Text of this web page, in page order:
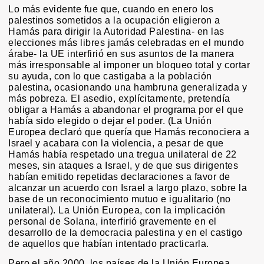
Lo más evidente fue que, cuando en enero los
palestinos sometidos a la ocupación eligieron a
Hamás para dirigir la Autoridad Palestina- en las
elecciones más libres jamás celebradas en el mundo
árabe- la UE interfirió en sus asuntos de la manera
más irresponsable al imponer un bloqueo total y cortar
su ayuda, con lo que castigaba a la población
palestina, ocasionando una hambruna generalizada y
más pobreza. El asedio, explícitamente, pretendía
obligar a Hamás a abandonar el programa por el que
había sido elegido o dejar el poder. (La Unión
Europea declaró que quería que Hamás reconociera a
Israel y acabara con la violencia, a pesar de que
Hamás había respetado una tregua unilateral de 22
meses, sin ataques a Israel, y de que sus dirigentes
habían emitido repetidas declaraciones a favor de
alcanzar un acuerdo con Israel a largo plazo, sobre la
base de un reconocimiento mutuo e igualitario (no
unilateral). La Unión Europea, con la implicación
personal de Solana, interfirió gravemente en el
desarrollo de la democracia palestina y en el castigo
de aquellos que habían intentado practicarla.